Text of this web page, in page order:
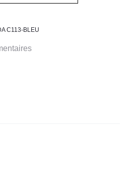
C113-BLEU